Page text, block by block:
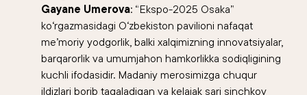
Gayane Umerova: “Ekspo-2025 Osaka”
ko‘rgazmasidagi O‘zbekiston pavilioni nafaqat
me’moriy yodgorlik, balki xalqimizning innovatsiyalar,
barqarorlik va umumjahon hamkorlikka sodiqligining
kuchli ifodasidir. Madaniy merosimizga chuqur
ildizlari borib taqaladigan va kelajak sari sinchkov